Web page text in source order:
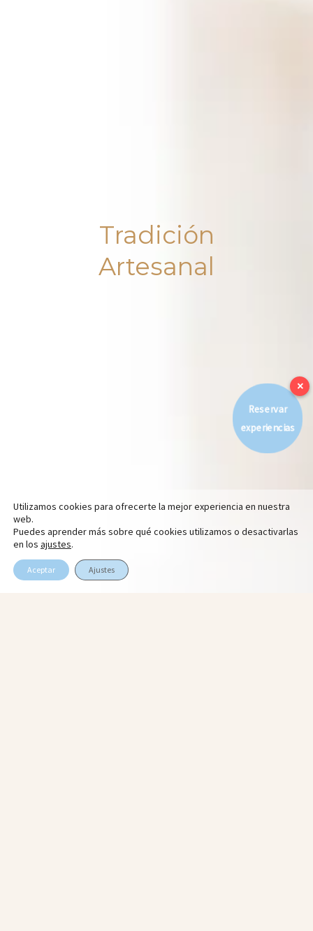
Tradición
Artesanal
Reservar
experiencias
×
Utilizamos cookies para ofrecerte la mejor experiencia en nuestra
web.
Puedes aprender más sobre qué cookies utilizamos o desactivarlas
en los ajustes.
Aceptar Ajustes